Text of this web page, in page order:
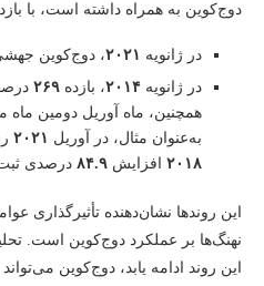
دوج‌کوین به همراه داشته است، با
در ژانویه ۲۰۲۱، دوج‌کوین
در ژانویه ۲۰۱۴، بازده ۲۶۹
همچنین، ماه آوریل دومین
به‌عنوان مثال، در آوریل ۲۰۲۱
۲۰۱۸ افزایش ۸۴.۹ درصدی
این روندها نشان‌دهنده تأثیرگذاری
نهنگ‌ها بر عملکرد دوج‌کوین است.
این روند ادامه یابد، دوج‌کوین